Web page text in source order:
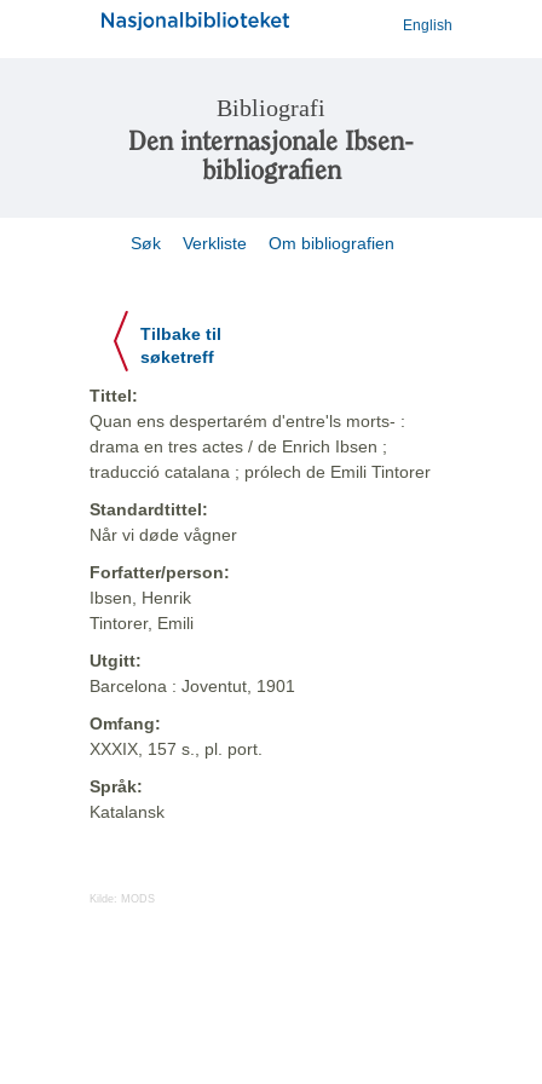
English
Bibliografi
Den internasjonale Ibsen-
bibliografien
Søk Verkliste Om bibliografien
Tilbake til
søketreff
Tittel:
Quan ens despertarém d'entre'ls morts- :
drama en tres actes / de Enrich Ibsen ;
traducció catalana ; prólech de Emili Tintorer
Standardtittel:
Når vi døde vågner
Forfatter/person:
Ibsen, Henrik
Tintorer, Emili
Utgitt:
Barcelona : Joventut, 1901
Omfang:
XXXIX, 157 s., pl. port.
Språk:
Katalansk
Kilde: MODS